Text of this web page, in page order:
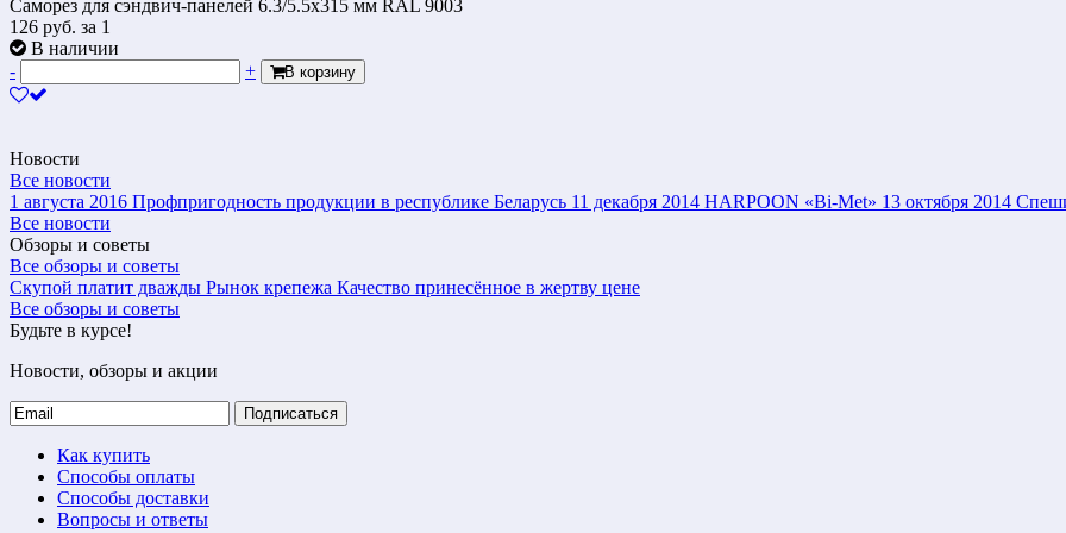
Саморез для сэндвич-панелей 6.3/5.5х315 мм RAL 9003
126 руб. за 1
В наличии
-
+ В корзину
Новости
Все новости
1 августа 2016 Профпригодность продукции в республике Беларусь 11 декабря 2014 HARPOON «Bi-Met» 13 октября 2014
Все новости
Обзоры и советы
Все обзоры и советы
Скупой платит дважды Рынок крепежа Качество принесённое в жертву цене
Все обзоры и советы
Будьте в курсе!
Новости, обзоры и акции
Подписаться
Как купить
Способы оплаты
Способы доставки
Вопросы и ответы